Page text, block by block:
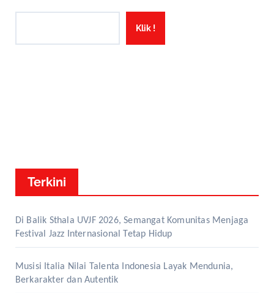
Klik !
Terkini
Di Balik Sthala UVJF 2026, Semangat Komunitas Menjaga
Festival Jazz Internasional Tetap Hidup
Musisi Italia Nilai Talenta Indonesia Layak Mendunia,
Berkarakter dan Autentik